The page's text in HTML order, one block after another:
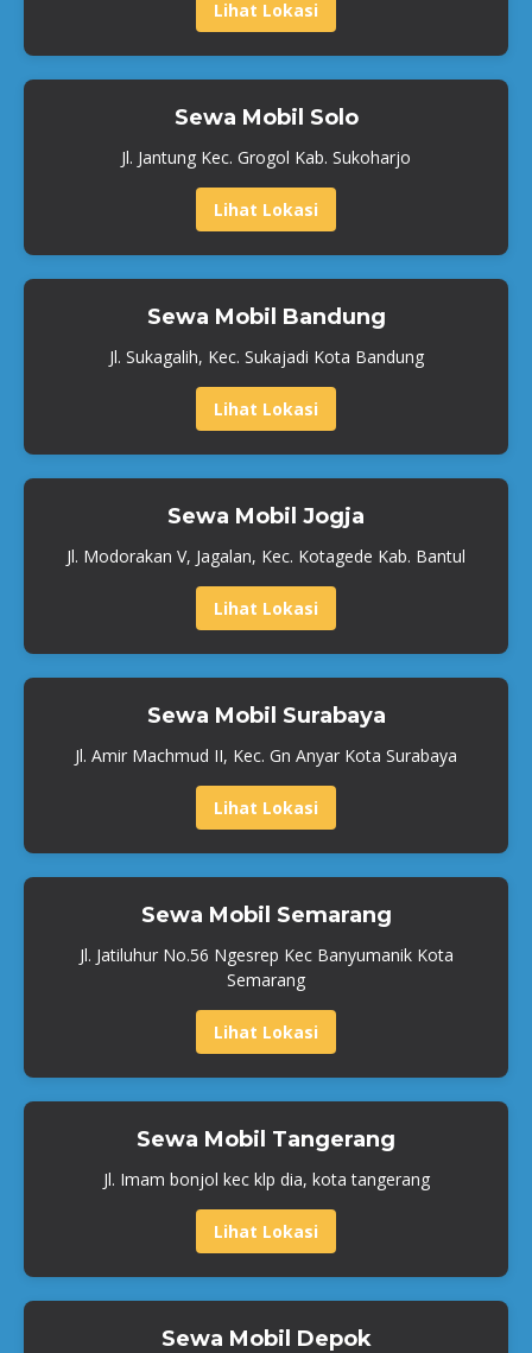
Lihat Lokasi
Sewa Mobil Solo
Jl. Jantung Kec. Grogol Kab. Sukoharjo
Lihat Lokasi
Sewa Mobil Bandung
Jl. Sukagalih, Kec. Sukajadi Kota Bandung
Lihat Lokasi
Sewa Mobil Jogja
Jl. Modorakan V, Jagalan, Kec. Kotagede Kab. Bantul
Lihat Lokasi
Sewa Mobil Surabaya
Jl. Amir Machmud II, Kec. Gn Anyar Kota Surabaya
Lihat Lokasi
Sewa Mobil Semarang
Jl. Jatiluhur No.56 Ngesrep Kec Banyumanik Kota
Semarang
Lihat Lokasi
Sewa Mobil Tangerang
Jl. Imam bonjol kec klp dia, kota tangerang
Lihat Lokasi
Sewa Mobil Depok